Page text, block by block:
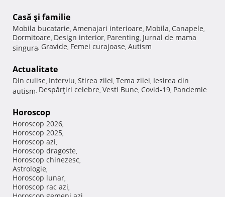
Casă şi familie
Mobila bucatarie, Amenajari interioare, Mobila, Canapele,
Dormitoare, Design interior, Parenting, Jurnal de mama
singura, Gravide, Femei curajoase, Autism
Actualitate
Din culise, Interviu, Stirea zilei, Tema zilei, Iesirea din
autism, Despărţiri celebre, Vesti Bune, Covid-19, Pandemie
Horoscop
Horoscop 2026,
Horoscop 2025,
Horoscop azi,
Horoscop dragoste,
Horoscop chinezesc,
Astrologie,
Horoscop lunar,
Horoscop rac azi,